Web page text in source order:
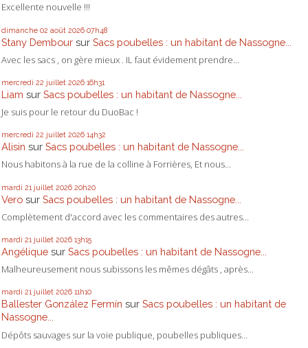
Excellente nouvelle !!!
dimanche 02 août 2026 07h48
Stany Dembour sur Sacs poubelles : un habitant de Nassogne...
Avec les sacs , on gère mieux . IL faut évidement prendre...
mercredi 22 juillet 2026 16h31
Liam sur Sacs poubelles : un habitant de Nassogne...
Je suis pour le retour du DuoBac !
mercredi 22 juillet 2026 14h32
Alisin sur Sacs poubelles : un habitant de Nassogne...
Nous habitons à la rue de la colline à Forrières, Et nous...
mardi 21 juillet 2026 20h20
Vero sur Sacs poubelles : un habitant de Nassogne...
Complètement d'accord avec les commentaires des autres...
mardi 21 juillet 2026 13h15
Angélique sur Sacs poubelles : un habitant de Nassogne...
Malheureusement nous subissons les mêmes dégâts , après...
mardi 21 juillet 2026 11h10
Ballester González Fermín sur Sacs poubelles : un habitant de
Nassogne...
Dépôts sauvages sur la voie publique, poubelles publiques...